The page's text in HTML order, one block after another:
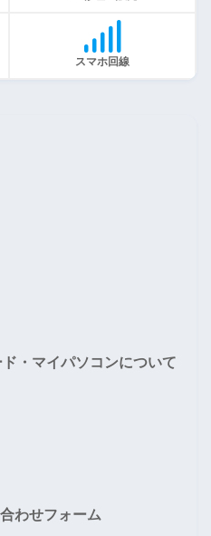
スマホ回線
・マイパソコンについて
わせフォーム